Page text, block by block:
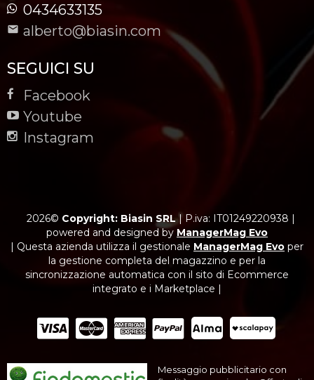
0434633135
alberto@biasin.com
SEGUICI SU
Facebook
Youtube
Instagram
2026© Copyright: Biasin SRL| P.iva: IT01249220938 |
powered and designed by ManagerMag Evo
| Questa azienda utilizza il gestionale ManagerMag Evo per
la gestione completa del magazzino e per la
sincronizzazione automatica con il sito di Ecommerce
integrato e i Marketplace |
Messaggio pubblicitario con